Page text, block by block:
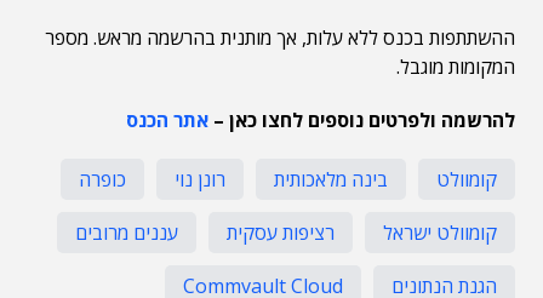
ההשתתפות בכנס ללא עלות, אך מותנית בהרשמה מראש. מספר
המקומות מוגבל.
להרשמה ולפרטים נוספים לחצו כאן – אתר הכנס
קומוולט בינה מלאכותית רונן נוי
כופרה
קומוולט ישראל
רציפות עסקית
עננים מרובים
הגנת הנתונים
Commvault Cloud